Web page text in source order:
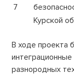
7
Курской
В ходе проекта
разнородных